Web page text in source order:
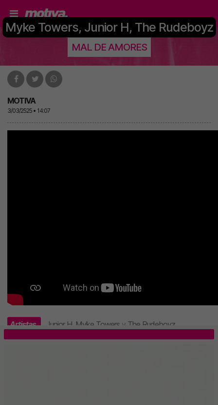
Myke Towers, Junior H, The Rudeboyz
MAL DE AMORES
MOTIVA
3/03/2525 • 14:07
Artistas Junior H Myke Towers y The Rudeboyz